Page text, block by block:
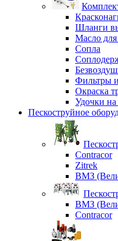
Шланги
Масло для
Сопла
Фильтры
Окраска
Удочки на
Пескоструйное
Contracor
Zitrek
ВМЗ
ВМЗ
Contracor